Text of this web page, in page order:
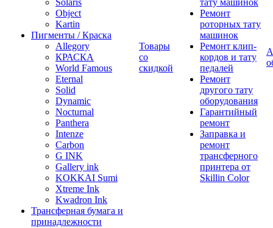
Solaris
Object
Kartin
Пигменты / Краска
Allegory
КРАСКА
World Famous
Eternal
Solid
Dynamic
Nocturnal
Panthera
Intenze
Carbon
G INK
Gallery ink
KOKKAI Sumi
Xtreme Ink
Kwadron Ink
Трансферная бумага и
принадлежности
Товары
со
скидкой
тату машинок
Ремонт
роторных тату
машинок
Ремонт клип-
кордов и тату
педалей
Ремонт
другого тату
оборудования
Гарантийный
ремонт
Заправка и
ремонт
трансферного
принтера от
Skillin Color